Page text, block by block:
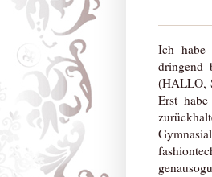
Ich habe
dringend
(HALLO,
Erst